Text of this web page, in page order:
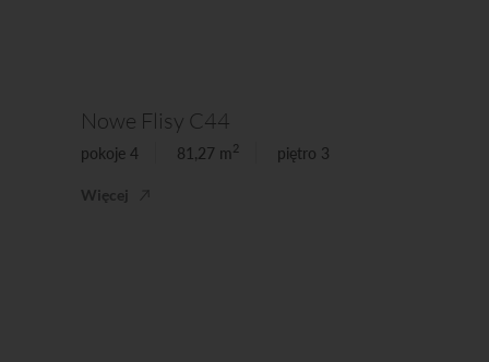
Nowe Flisy C44
pokoje 4 81,27 m 2 piętro 3
Więcej